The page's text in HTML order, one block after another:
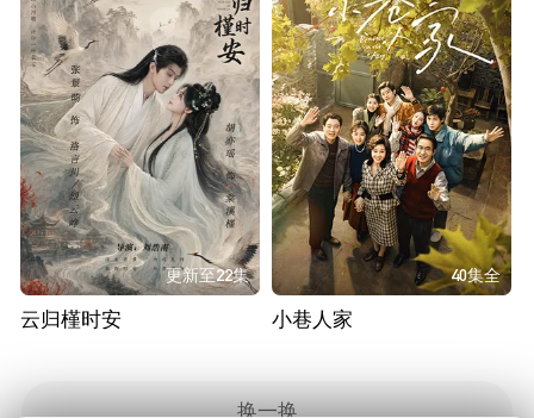
更新至22集
云归槿时安
40集全
小巷人家
换一换